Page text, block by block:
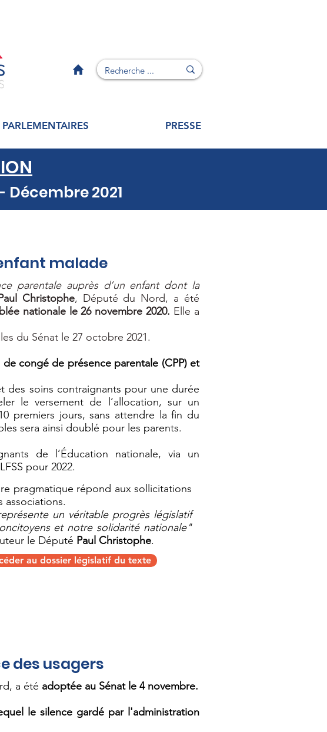
PRESSE
2021
malade
parentale auprès d’un enfant dont la
Christophe, Député du Nord, a été
nationale le 26 novembre 2020. Elle a
du Sénat le 27 octobre 2021.
congé de présence parentale (CPP) et
des soins contraignants pour une durée
le versement de l’allocation, sur un
premiers jours, sans attendre la fin du
sera ainsi doublé pour les parents.
de l’Éducation nationale, via un
pour 2022.
pragmatique répond aux sollicitations
associations.
un véritable progrès législatif
et notre solidarité nationale"
le Député Paul Christophe.
au dossier législatif du texte
des usagers
a été adoptée au Sénat le 4 novembre.
le silence gardé par l'administration